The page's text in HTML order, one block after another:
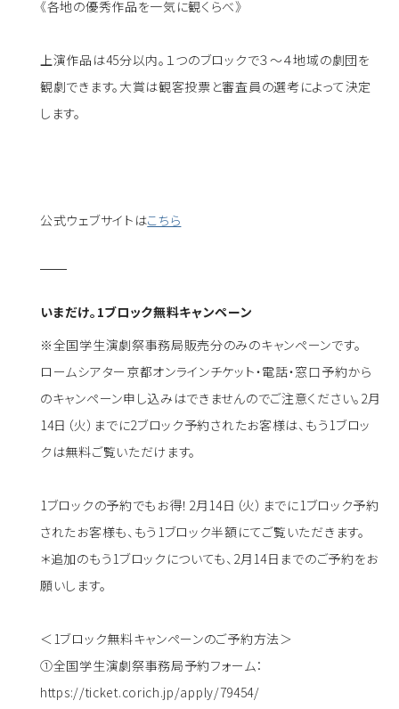
《各地の優秀作品を一気に観くらべ》
上演作品は45分以内。１つのブロックで３〜４地域の劇団を
観劇できます。大賞は観客投票と審査員の選考によって決定
します。
公式ウェブサイトはこちら
いまだけ。1ブロック無料キャンペーン
※全国学生演劇祭事務局販売分のみのキャンペーンです。
ロームシアター京都オンラインチケット・電話・窓口予約から
のキャンペーン申し込みはできませんのでご注意ください。2月
14日（火）までに2ブロック予約されたお客様は、もう1ブロッ
クは無料ご覧いただけます。
1ブロックの予約でもお得！2月14日（火）までに1ブロック予約
されたお客様も、もう1ブロック半額にてご覧いただきます。
＊追加のもう1ブロックについても、2月14日までのご予約をお
願いします。
＜1ブロック無料キャンペーンのご予約方法＞
①全国学生演劇祭事務局予約フォーム：
https://ticket.corich.jp/apply/79454/